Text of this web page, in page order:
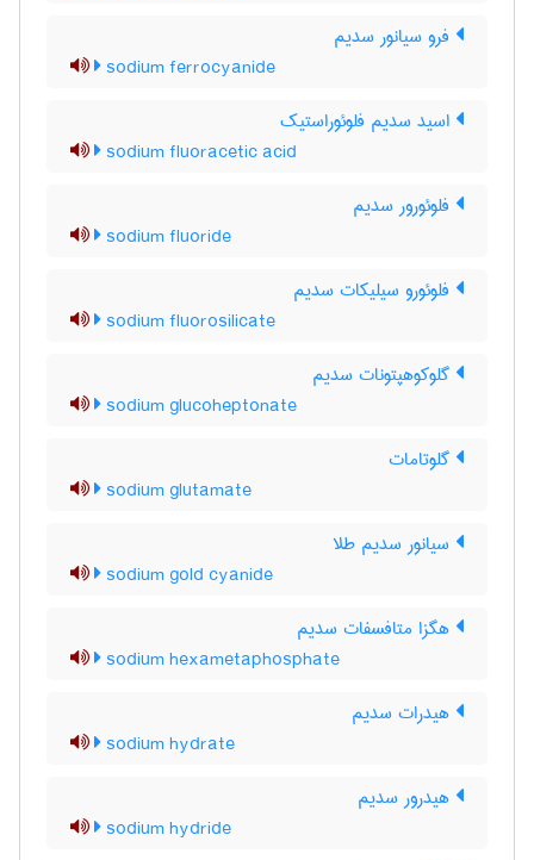
فرو سیانور سدیم
sodium ferrocyanide
اسید سدیم فلوئوراستیک
sodium fluoracetic acid
فلوئورور سدیم
sodium fluoride
فلوئورو سیلیکات سدیم
sodium fluorosilicate
گلوکوهپتونات سدیم
sodium glucoheptonate
گلوتامات
sodium glutamate
سیانور سدیم طلا
sodium gold cyanide
هگزا متافسفات سدیم
sodium hexametaphosphate
هیدرات سدیم
sodium hydrate
هیدرور سدیم
sodium hydride